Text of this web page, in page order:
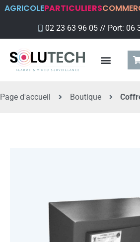
AGRICOLEPARTICULIERS
02 23 63 96 05 // Port: 06
Page d'accueil Boutique